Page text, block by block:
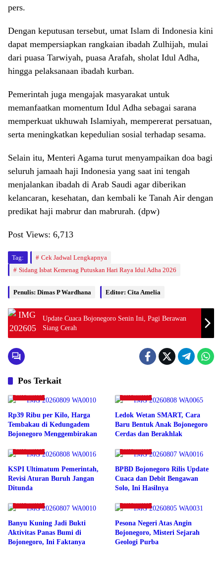
pers.
Dengan keputusan tersebut, umat Islam di Indonesia kini
dapat mempersiapkan rangkaian ibadah Zulhijah, mulai
dari puasa Tarwiyah, puasa Arafah, sholat Idul Adha,
hingga pelaksanaan ibadah kurban.
Pemerintah juga mengajak masyarakat untuk
memanfaatkan momentum Idul Adha sebagai sarana
memperkuat ukhuwah Islamiyah, mempererat persatuan,
serta meningkatkan kepedulian sosial terhadap sesama.
Selain itu, Menteri Agama turut menyampaikan doa bagi
seluruh jamaah haji Indonesia yang saat ini tengah
menjalankan ibadah di Arab Saudi agar diberikan
kelancaran, kesehatan, dan kembali ke Tanah Air dengan
predikat haji mabrur dan mabrurah. (dpw)
Post Views: 6,713
Tag:
Cek Jadwal Lengkapnya
Sidang Isbat Kemenag Putuskan Hari Raya Idul Adha 2026
Penulis: Dimas P Wardhana Editor: Cita Amelia
Update Cuaca Bojonegoro Senin Ini, Pagi Berawan
Siang Cerah
Pos Terkait
Rp39 Ribu per Kilo, Harga
Tembakau di Kedungadem
Bojonegoro Menggembirakan
Ledok Wetan SMART, Cara
Baru Bentuk Anak Bojonegoro
Cerdas dan Berakhlak
KSPI Ultimatum Pemerintah,
Revisi Aturan Buruh Jangan
Ditunda
BPBD Bojonegoro Rilis Update
Cuaca dan Debit Bengawan
Solo, Ini Hasilnya
Banyu Kuning Jadi Bukti
Aktivitas Panas Bumi di
Bojonegoro, Ini Faktanya
Pesona Negeri Atas Angin
Bojonegoro, Misteri Sejarah
Geologi Purba